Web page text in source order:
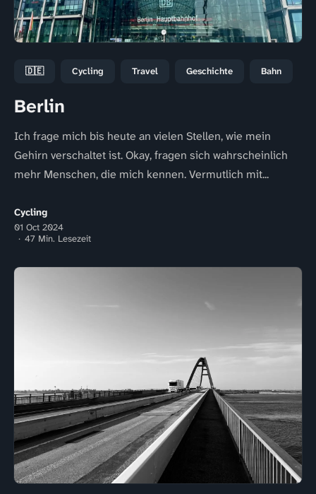
🇩🇪 Cycling Travel Geschichte Bahn
Berlin
Ich frage mich bis heute an vielen Stellen, wie mein
Gehirn verschaltet ist. Okay, fragen sich wahrscheinlich
mehr Menschen, die mich kennen. Vermutlich mit...
Cycling
01 Oct 2024
47 Min. Lesezeit